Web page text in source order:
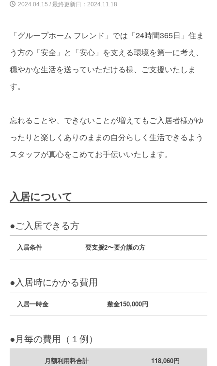
2024.04.15 / 最終更新日：2024.11.18
「グループホーム フレンド」では「24時間365日」住ま
う方の「安全」と「安心」を支える環境を第一に考え、
穏やかな生活を送っていただける様、ご支援いたしま
す。
忘れることや、できないことが増えてもご入居者様がゆ
ったりと楽しくありのままの自分らしく生活できるよう
スタッフが真心をこめてお手伝いいたします。
入居について
●ご入居できる方
入居条件 要支援2〜要介護の方
●入居時にかかる費用
入居一時金 敷金150,000円
●月毎の費用（１例）
月額利用料合計 118,060円